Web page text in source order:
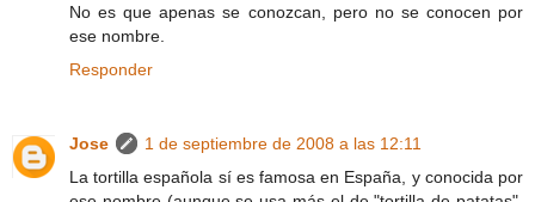
No es que apenas se conozcan, pero no se conocen por
ese nombre.
Responder
Jose
1 de septiembre de 2008 a las 12:11
La tortilla española sí es famosa en España, y conocida por